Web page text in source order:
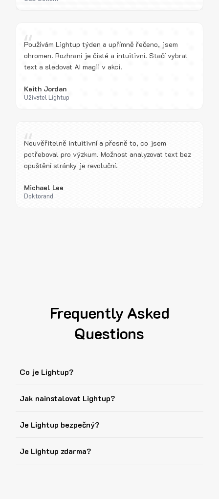
“
Používám Lightup týden a upřímně řečeno, jsem
ohromen. Rozhraní je čisté a intuitivní. Stačí vybrat
text a sledovat AI magii v akci.
Keith Jordan
Uživatel Lightup
“
Neuvěřitelně intuitivní a přesně to, co jsem
potřeboval pro výzkum. Možnost analyzovat text bez
opuštění stránky je revoluční.
Michael Lee
Doktorand
Frequently Asked
Questions
Co je Lightup?
Jak nainstalovat Lightup?
Je Lightup bezpečný?
Je Lightup zdarma?